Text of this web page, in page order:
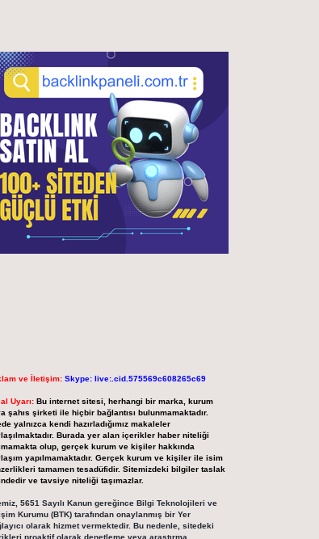
ve İletişim: Skype: live:.cid.575569c608265c69
Uyarı: Bu internet sitesi, herhangi bir marka, kurum
şahıs şirketi ile hiçbir bağlantısı bulunmamaktadır.
yalnızca kendi hazırladığımız makaleler
Burada yer alan içerikler haber niteliği
olup, gerçek kurum ve kişiler hakkında
yapılmamaktadır. Gerçek kurum ve kişiler ile isim
tamamen tesadüfidir. Sitemizdeki bilgiler taslak
ve tavsiye niteliği taşımazlar.
5651 Sayılı Kanun gereğince Bilgi Teknolojileri ve
Kurumu (BTK) tarafından onaylanmış bir Yer
olarak hizmet vermektedir. Bu nedenle, sitedeki